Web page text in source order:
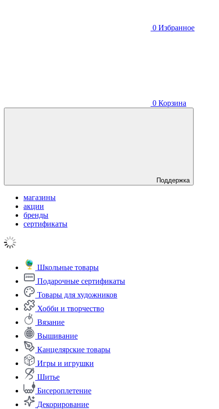
0 Избранное
0 Корзина
Поддержка
магазины
акции
бренды
сертификаты
Школьные товары
Подарочные сертификаты
Товары для художников
Хобби и творчество
Вязание
Вышивание
Канцелярские товары
Игры и игрушки
Шитье
Бисероплетение
Декорирование